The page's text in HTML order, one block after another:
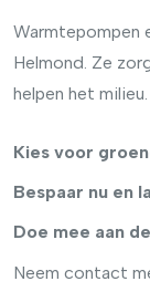
Warmtepompen
Helmond. Ze
helpen het milieu.
Kies voor
Bespaar nu en
Doe mee aan
Neem contact